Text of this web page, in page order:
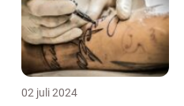
02 juli 2024